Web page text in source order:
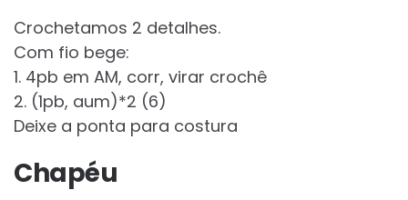
Crochetamos 2 detalhes.
Com fio bege:
1. 4pb em AM, corr, virar crochê
2. (1pb, aum)*2 (6)
Deixe a ponta para costura
Chapéu